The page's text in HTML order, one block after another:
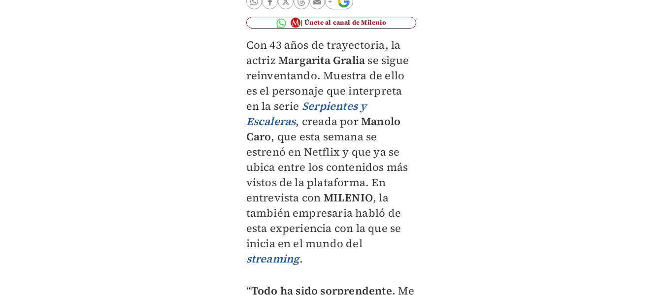
Únete al canal de Milenio
Con 43 años de trayectoria, la
actriz Margarita Gralia se sigue
reinventando. Muestra de ello
es el personaje que interpreta
en la serie Serpientes y
Escaleras, creada porManolo
Caro, que esta semana se
estrenó en Netflix y que ya se
ubica entre los contenidos más
vistos de la plataforma. En
entrevista con MILENIO, la
también empresaria habló de
esta experiencia con la que se
inicia en el mundo del
streaming.
“Todo ha sido sorprendente. Me